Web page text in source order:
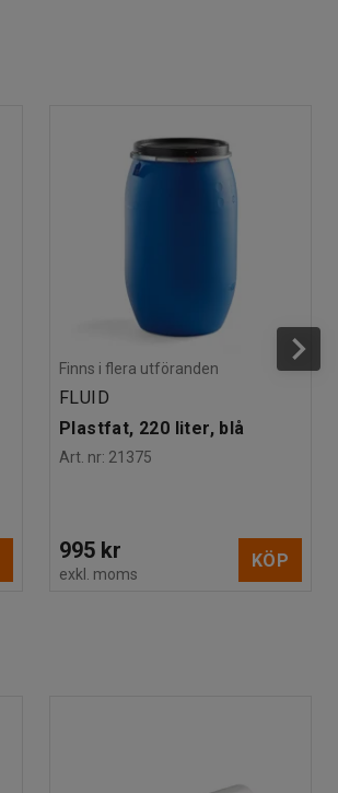
Finns i flera utföranden
FLUID
Plastfat, 220 liter, blå
Art. nr: 21375
995 kr
exkl. moms
KÖP